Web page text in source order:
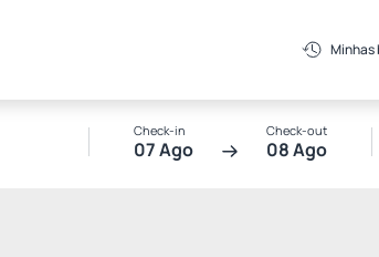
Minhas
Check-in
07 Ago
Check-out
08 Ago